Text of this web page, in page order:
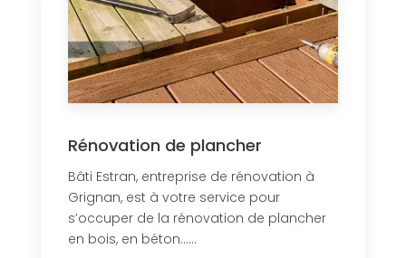
Rénovation de plancher
Bâti Estran, entreprise de rénovation à
Grignan, est à votre service pour
s’occuper de la rénovation de plancher
en bois, en béton......